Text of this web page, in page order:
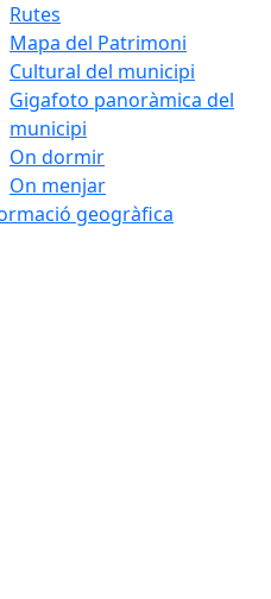
Rutes
Mapa del Patrimoni
Cultural del municipi
Gigafoto panoràmica del
municipi
On dormir
On menjar
geogràfica